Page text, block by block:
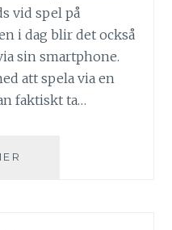
vid spel på
i dag blir det också
sin smartphone.
att spela via en
faktiskt ta…